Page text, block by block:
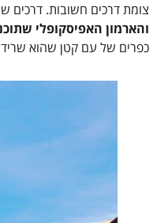
צומת דרכים חשובות. דרכים
והארמון האפיסקופלי
כפרים של עם קטן שהוא